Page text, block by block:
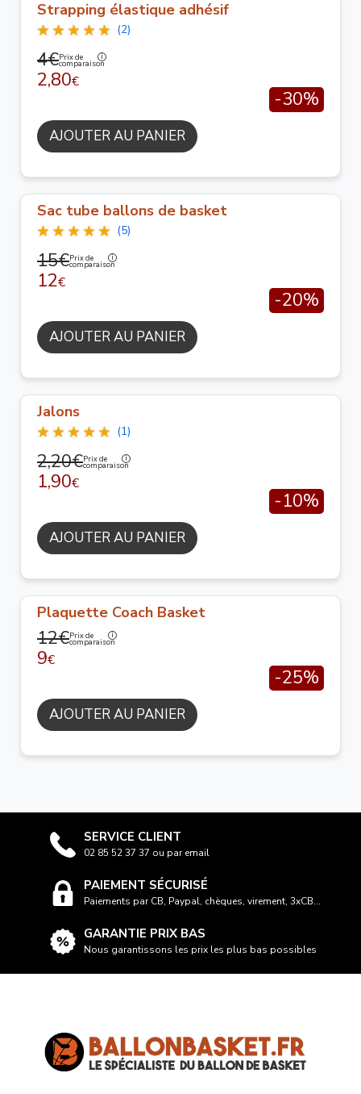
Strapping élastique adhésif
(2)
4€Prix de
comparaison
2,80€
-30%
AJOUTER AU PANIER
Sac tube ballons de basket
(5)
15€Prix de
comparaison
12€
-20%
AJOUTER AU PANIER
Jalons
(1)
2,20€Prix de
comparaison
1,90€
-10%
AJOUTER AU PANIER
Plaquette Coach Basket
12€Prix de
comparaison
9€
-25%
AJOUTER AU PANIER
SERVICE CLIENT
02 85 52 37 37 ou par email
PAIEMENT SÉCURISÉ
Paiements par CB, Paypal, chèques, virement, 3xCB...
GARANTIE PRIX BAS
Nous garantissons les prix les plus bas possibles